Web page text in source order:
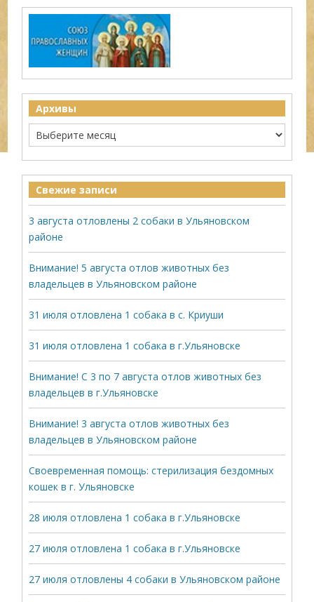
Архивы
Свежие записи
3 августа отловлены 2 собаки в Ульяновском
районе
Внимание! 5 августа отлов животных без
владельцев в Ульяновском районе
31 июля отловлена 1 собака в с. Криуши
31 июля отловлена 1 собака в г.Ульяновске
Внимание! С 3 по 7 августа отлов животных без
владельцев в г.Ульяновске
Внимание! 3 августа отлов животных без
владельцев в Ульяновском районе
Своевременная помощь: стерилизация бездомных
кошек в г. Ульяновске
28 июля отловлена 1 собака в г.Ульяновске
27 июля отловлена 1 собака в г.Ульяновске
27 июля отловлены 4 собаки в Ульяновском районе